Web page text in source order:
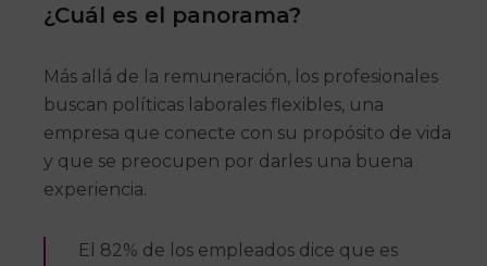
¿Cuál es el panorama?
Más allá de la remuneración, los profesionales
buscan políticas laborales flexibles, una
empresa que conecte con su propósito de vida
y que se preocupen por darles una buena
experiencia.
El 82% de los empleados dice que es